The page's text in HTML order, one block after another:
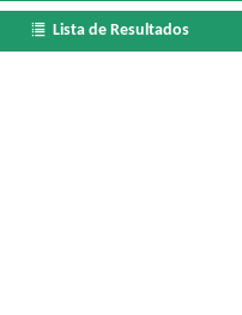
Lista de Resultados